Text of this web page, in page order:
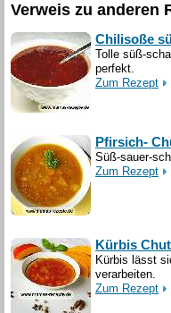
Verweis zu anderen
Chilisoße
Tolle süß-
perfekt.
Zum Rezept
Pfirsich-
Süß-sauer-
Zum Rezept
Kürbis
Kürbis lässt
verarbeiten.
Zum Rezept